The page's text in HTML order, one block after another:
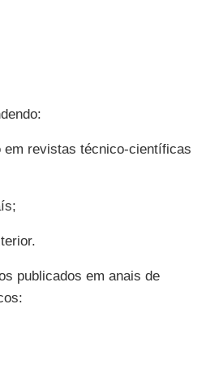
em revistas técnico-científicas
publicados em anais de